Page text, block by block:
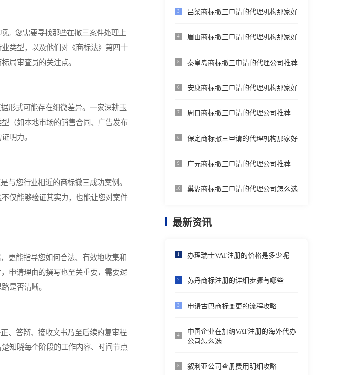
。您需要寻找那些在撤三案件处理上
类型，以及他们对《商标法》第四十
局审查员的关注点。
形式可能存在细微差异。一家深耕玉
（如本地市场的销售合同、广告发布
明力。
您行业相近的商标撤三成功案例。
仅能够验证其实力，也能让您对案件
更能指导您如何合法、有效地收集和
申请理由的撰写也至关重要，需要逻
是否清晰。
、答辩、接收文书乃至后续的复审程
知晓每个阶段的工作内容、时间节点
3 吕梁商标撤三申请的代理机构那家好
4 眉山商标撤三申请的代理机构那家好
5 秦皇岛商标撤三申请的代理公司推荐
6 安康商标撤三申请的代理机构那家好
7 周口商标撤三申请的代理公司推荐
8 保定商标撤三申请的代理机构那家好
9 广元商标撤三申请的代理公司推荐
10 巢湖商标撤三申请的代理公司怎么选
最新资讯
1 办理瑞士VAT注册的价格是多少呢
2 苏丹商标注册的详细步骤有哪些
3 申请古巴商标变更的流程攻略
4
中国企业在加纳VAT注册的海外代办
公司怎么选
5 叙利亚公司查册费用明细攻略